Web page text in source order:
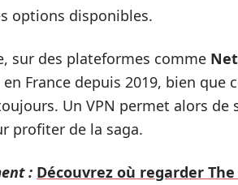
options disponibles.
sur des plateformes comme
France depuis 2019, bien que
Un VPN permet alors de
profiter de la saga.
: Découvrez où regarder